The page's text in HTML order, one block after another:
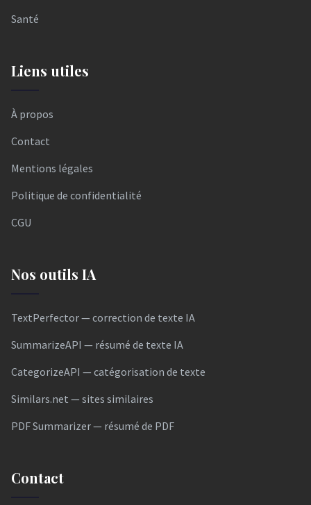
Santé
Liens utiles
À propos
Contact
Mentions légales
Politique de confidentialité
CGU
Nos outils IA
TextPerfector — correction de texte IA
SummarizeAPI — résumé de texte IA
CategorizeAPI — catégorisation de texte
Similars.net — sites similaires
PDF Summarizer — résumé de PDF
Contact